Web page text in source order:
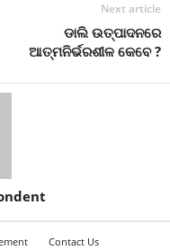
Next article
ଡାଲି ଉତ୍ପାଦନରେ
ଆତ୍ମନିର୍ଭରଶୀଳ କେବେ ?
Contact Us